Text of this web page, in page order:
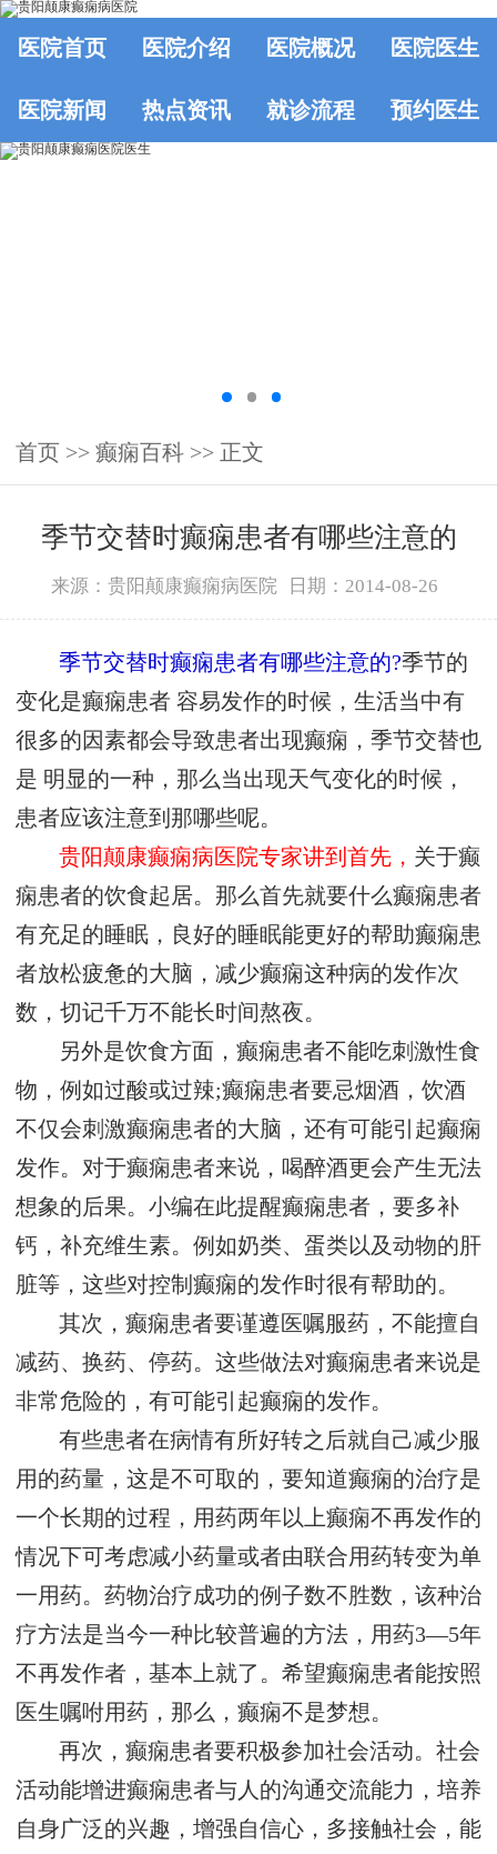
医院首页 医院介绍 医院概况 医院医生
医院新闻 热点资讯 就诊流程 预约医生
首页 >> 癫痫百科 >> 正文
季节交替时癫痫患者有哪些注意的
来源：贵阳颠康癫痫病医院 日期：2014-08-26
季节交替时癫痫患者有哪些注意的?季节的
变化是癫痫患者 容易发作的时候，生活当中有
很多的因素都会导致患者出现癫痫，季节交替也
是 明显的一种，那么当出现天气变化的时候，
患者应该注意到那哪些呢。
贵阳颠康癫痫病医院专家讲到首先， 关于癫
痫患者的饮食起居。那么首先就要什么癫痫患者
有充足的睡眠，良好的睡眠能更好的帮助癫痫患
者放松疲惫的大脑，减少癫痫这种病的发作次
数，切记千万不能长时间熬夜。
另外是饮食方面，癫痫患者不能吃刺激性食
物，例如过酸或过辣;癫痫患者要忌烟酒，饮酒
不仅会刺激癫痫患者的大脑，还有可能引起癫痫
发作。对于癫痫患者来说，喝醉酒更会产生无法
想象的后果。小编在此提醒癫痫患者，要多补
钙，补充维生素。例如奶类、蛋类以及动物的肝
脏等，这些对控制癫痫的发作时很有帮助的。
其次，癫痫患者要谨遵医嘱服药，不能擅自
减药、换药、停药。这些做法对癫痫患者来说是
非常危险的，有可能引起癫痫的发作。
有些患者在病情有所好转之后就自己减少服
用的药量，这是不可取的，要知道癫痫的治疗是
一个长期的过程，用药两年以上癫痫不再发作的
情况下可考虑减小药量或者由联合用药转变为单
一用药。药物治疗成功的例子数不胜数，该种治
疗方法是当今一种比较普遍的方法，用药3—5年
不再发作者，基本上就了。希望癫痫患者能按照
医生嘱咐用药，那么，癫痫不是梦想。
再次，癫痫患者要积极参加社会活动。社会
活动能增进癫痫患者与人的沟通交流能力，培养
自身广泛的兴趣，增强自信心，多接触社会，能